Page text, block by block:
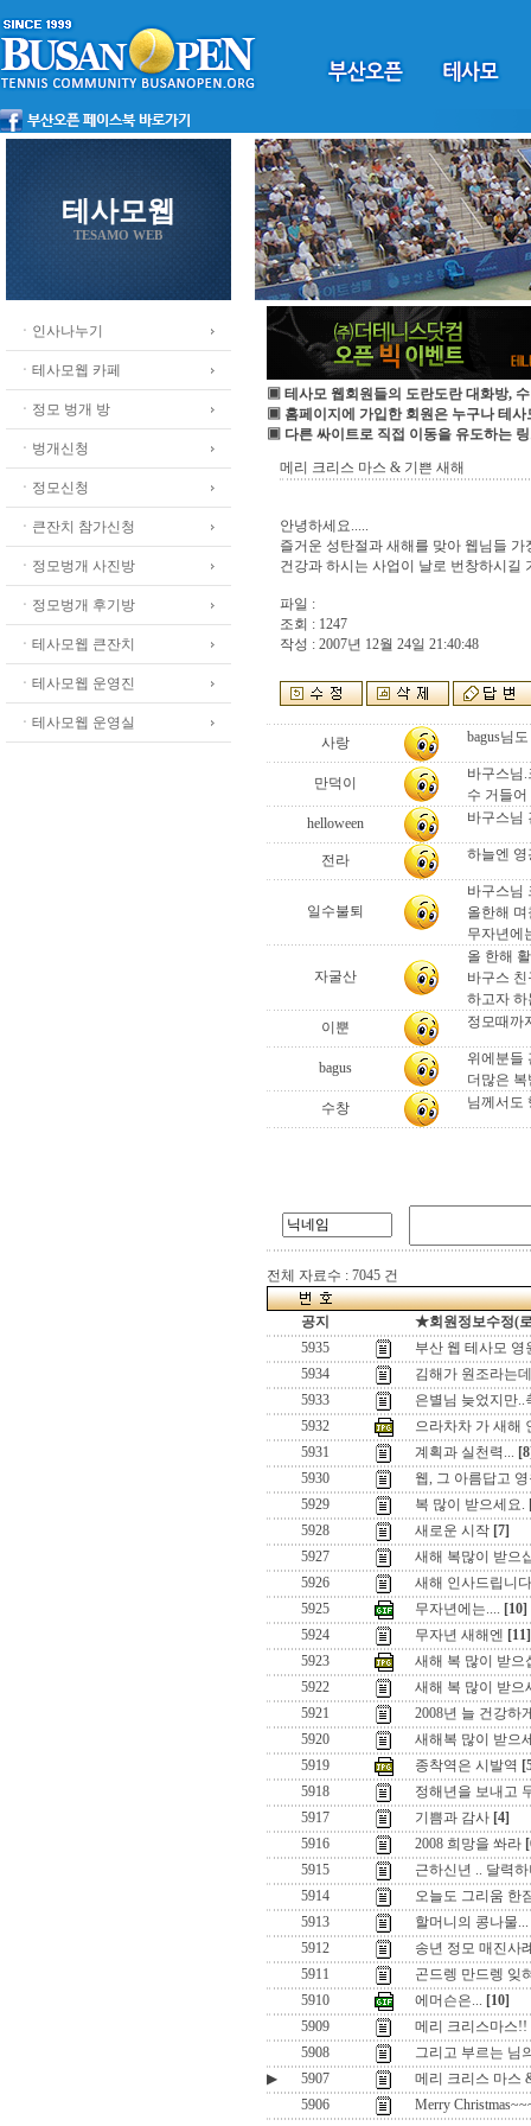
테사모웹
TESAMO WEB
ㆍ인사나누기
ㆍ테사모웹 카페
ㆍ정모 벙개 방
ㆍ벙개신청
ㆍ정모신청
ㆍ큰잔치 참가신청
ㆍ정모벙개 사진방
ㆍ정모벙개 후기방
ㆍ테사모웹 큰잔치
ㆍ테사모웹 운영진
ㆍ테사모웹 운영실
▣ 테사모 웹회원들의 도란도란 대화방,
▣ 홈페이지에 가입한 회원은 누구나 테사
▣ 다른 싸이트로 직접 이동을 유도하는
메리 크리스 마스 & 기쁜 새해
안녕하세요.....
즐거운 성탄절과 새해를 맞아 웹님들
건강과 하시는 사업이 날로 번창하시길
파일 :
조회 : 1247
작성 : 2007년 12월 24일 21:40:48
사랑 bagus님
만덕이
바구스님
수 거들
helloween
바구스님
전라 하늘엔 영
일수불퇴
바구스님
올한해
무자년에
자굴산
올 한해
바구스
하고자 하
이뿐
정모때까
bagus
위에분들
더많은 복
수창
님께서도
전체 자료수 : 7045 건
공지
★회원정보수정(
5935
부산 웹 테사모
5934
김해가 원조라는
5933
은별님 늦었지만..
5932
으라차차 가 새해
5931
계획과 실천력...
5930
웹, 그 아름답고
5929
복 많이 받으세요.
5928
새로운 시작 [7]
5927
새해 복많이 받으
5926
새해 인사드립니
5925
무자년에는.... [10]
5924
무자년 새해엔 [11]
5923
새해 복 많이 받으
5922
새해 복 많이 받으
5921
2008년 늘 건강하
5920
새해복 많이 받으
5919
종착역은 시발역
5918
정해년을 보내고
5917
기쁨과 감사 [4]
5916
2008 희망을 쏴라
5915
근하신년 .. 달력
5914
오늘도 그리움 한
5913
할머니의 콩나물...
5912
송년 정모 매진사
5911
곤드렝 만드렝 잊
5910
에머슨은... [10]
5909
메리 크리스마스!!
5908
그리고 부르는 님
▶
5907
메리 크리스 마스
5906
Merry